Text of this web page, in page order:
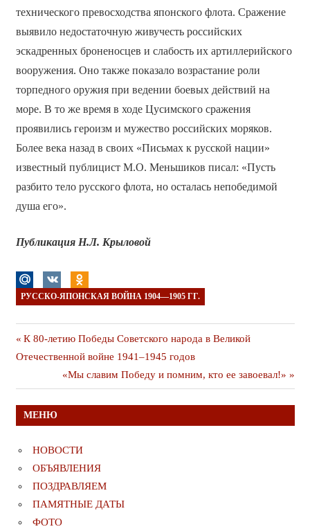
технического превосходства японского флота. Сражение
выявило недостаточную живучесть российских
эскадренных броненосцев и слабость их артиллерийского
вооружения. Оно также показало возрастание роли
торпедного оружия при ведении боевых действий на
море. В то же время в ходе Цусимского сражения
проявились героизм и мужество российских моряков.
Более века назад в своих «Письмах к русской нации»
известный публицист М.О. Меньшиков писал: «Пусть
разбито тело русского флота, но осталась непобедимой
душа его».
Публикация Н.Л. Крыловой
РУССКО-ЯПОНСКАЯ ВОЙНА 1904—1905 ГГ.
Навигация
записям
Предыдущая
публикация
К 80-летию Победы Советского народа в Великой
Отечественной войне 1941–1945 годов
Следующая
публикация
«Мы славим Победу и помним, кто ее завоевал!»
МЕНЮ
НОВОСТИ
ОБЪЯВЛЕНИЯ
ПОЗДРАВЛЯЕМ
ПАМЯТНЫЕ ДАТЫ
ФОТО